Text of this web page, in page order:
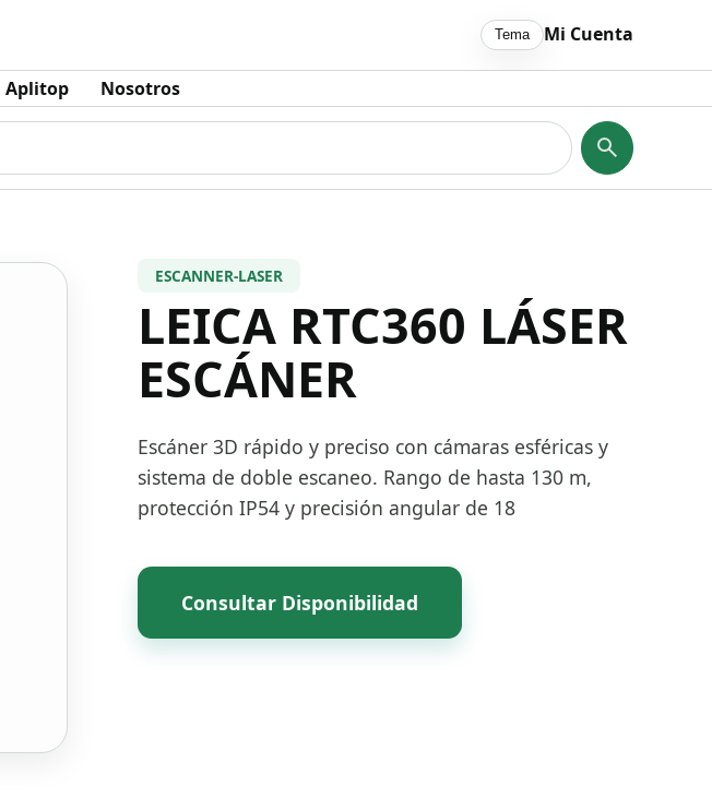
Tema Mi Cuenta
Aplitop Nosotros
ESCANNER-LASER
LEICA RTC360 LÁSER
ESCÁNER
Escáner 3D rápido y preciso con cámaras esféricas y
sistema de doble escaneo. Rango de hasta 130 m,
protección IP54 y precisión angular de 18
Consultar Disponibilidad